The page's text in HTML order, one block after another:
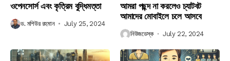
ওপেনসোর্স এবং কৃত্রিম বুদ্ধিমত্তা
ড. মশিউর রহমান July 25, 2024
আমরা পছন্দ না করলেও চ্যাটবট
আমাদের মোবাইলে চলে আসবে
নিউজডেস্ক July 22, 2024